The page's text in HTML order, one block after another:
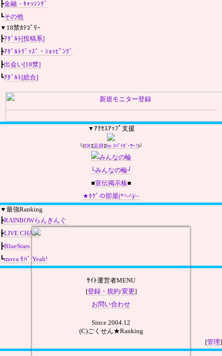
┣金融・ｷｬｯｼﾝｸﾞ
┗その他
▼18禁ｶﾃｺﾞﾘｰ
┣ｱﾀﾞﾙﾄ[投稿系]
┣ｱﾀﾞﾙﾄｸﾞｯｽﾞ・ｼｮｯﾋﾟﾝｸﾞ
┣出会い[18禁]
┗ｱﾀﾞﾙﾄ[総合]
▼ｱｸｾｽｱｯﾌﾟ支援
└[ER][足跡][by ｽﾊﾟｲﾀﾞｰｻｰﾌ]┘
└みんなの輪┘
■宣伝掲示板■
★ﾀｸﾞの部屋(*^-^)/~
▼最強Ranking
┣RAINBOWらんきんぐ
┣LIVE CHAIR
┣BlueStars
┗mova ﾓﾊﾞ Yeah!
ｻｲﾄ運営者MENU
[登録・規約/変更]
お問い合わせ
Since 2004.12
(C)ごくせん★Ranking
[管理]